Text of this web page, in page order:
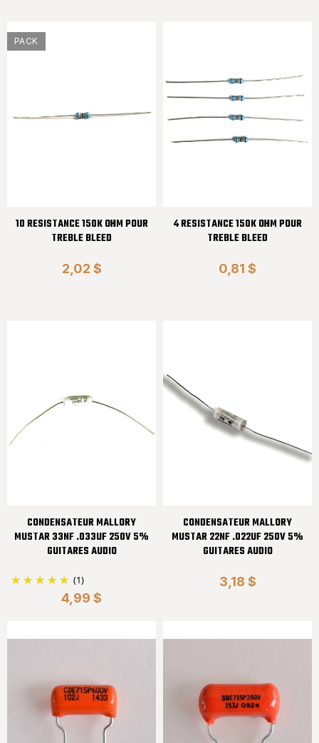
PACK
10 RESISTANCE 150K OHM POUR
TREBLE BLEED
2,02 $
4 RESISTANCE 150K OHM POUR
TREBLE BLEED
0,81 $
CONDENSATEUR MALLORY
MUSTAR 33NF .033UF 250V 5%
GUITARES AUDIO
(1)
4,99 $
CONDENSATEUR MALLORY
MUSTAR 22NF .022UF 250V 5%
GUITARES AUDIO
3,18 $